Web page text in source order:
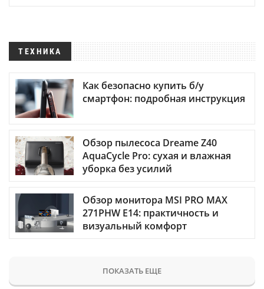
ТЕХНИКА
Как безопасно купить б/у
смартфон: подробная инструкция
Обзор пылесоса Dreame Z40
AquaCycle Pro: сухая и влажная
уборка без усилий
Обзор монитора MSI PRO MAX
271PHW E14: практичность и
визуальный комфорт
ПОКАЗАТЬ ЕЩЕ